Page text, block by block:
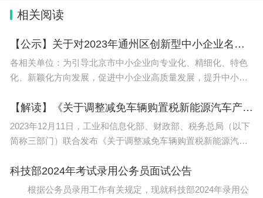
技能型紧缺人才（护理专业）培养培训工程学校、中
校园”、“书香校园”等40多项荣誉称号，2006年至201
0年，连续五年被省社科院评为“省中职竞争力10强单
以上就是春季高考分数线是多少？全部内容了，了解更多相关
信息，关注。
相关阅读
【公示】关于对2023年通州区创新型中小企业名单（第十二批）进行公示的通知
各相关单位：为引导北京市中小企业向专业化、精细化、特色
化、新颖化方向发展，促进中小企业高质量发展，提升中小企
业梯度培育管理暂行
【解读】《关于调整减免车辆购置税新能源汽车产品技术要求的公告》解读
2023年12月11日，工业和信息化部、财政部、税务总局（以下
简称三部门）联合发布《关于调整减免车辆购置税新能源汽车
2023年第32号，以
科技部2024年考试录用公务员面试公告
根据公务员录用工作有关规定，现就科技部2024年录用公